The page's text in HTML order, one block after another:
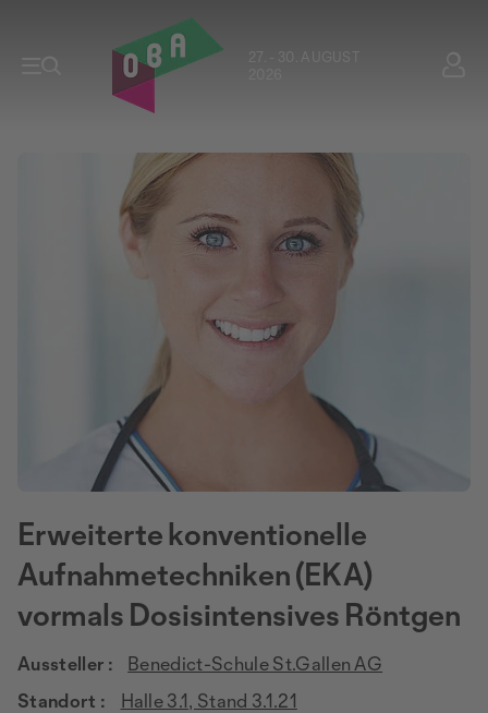
27. - 30. AUGUST
Erweiterte konventionelle
Aufnahmetechniken (EKA)
vormals Dosisintensives Röntgen
Aussteller :
Benedict-Schule St.Gallen AG
Standort :
Halle 3.1, Stand 3.1.21